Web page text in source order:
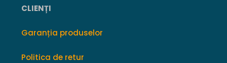
CLIENȚI
Garanția produselor
Politica de retur